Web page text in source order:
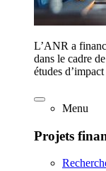
L’ANR a
dans le cadre
études
Menu
Projets